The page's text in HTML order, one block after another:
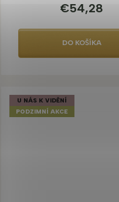
€54,28
DO KOŠÍKA
U NÁS K VIDĚNÍ
PODZIMNÍ AKCE